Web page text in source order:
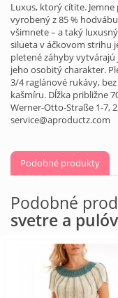
Luxus, ktorý cítite. Jemne
vyrobený z 85 %
všimnete – a taký
silueta v áčkovom strihu
pletené záhyby
jeho osobitý charakter.
3/4 raglánové rukávy,
kašmíru. Dĺžka približne
Werner-Otto-Straße 1-7,
service@aproductz.com
Podobné produkty
Podobné
svetre a